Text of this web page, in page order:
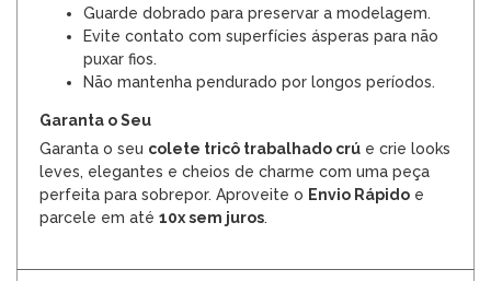
Guarde dobrado para preservar a modelagem.
Evite contato com superfícies ásperas para não
puxar fios.
Não mantenha pendurado por longos períodos.
Garanta o Seu
Garanta o seu colete tricô trabalhado crú e crie looks
leves, elegantes e cheios de charme com uma peça
perfeita para sobrepor. Aproveite o Envio Rápido e
parcele em até 10x sem juros.